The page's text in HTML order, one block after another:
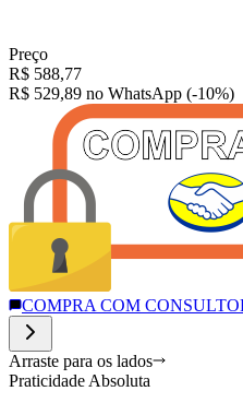
Preço
R$ 588,77
R$ 529,89 no WhatsApp (-10%)
COMPRA COM
Arraste para os lados
Praticidade Absoluta